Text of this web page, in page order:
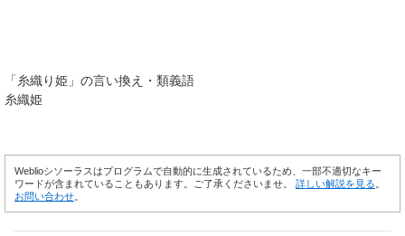
「糸織り姫 」の言い換え・類義語
糸織姫
Weblioシソーラスはプログラムで自動的に生成されているため、一部不適切なキー
ワードが含まれていることもあります。ご了承くださいませ。 詳しい解説を見る
お問い合わせ